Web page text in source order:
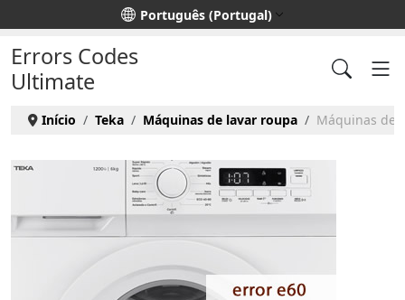
Escolha o seu idioma Português (Portugal)
Errors Codes
Ultimate
Início Teka Máquinas de lavar roupa Máquinas de